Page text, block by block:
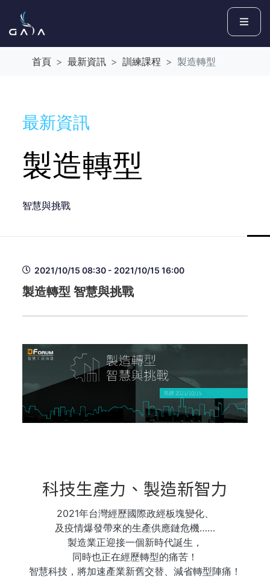
首頁 最新資訊 訓練課程 製造轉型
最新資訊
製造轉型
智慧與挑戰
2021/10/15 08:30 - 2021/10/15 16:00
製造轉型 智慧與挑戰
科技生產力、製造新智力
2021年台灣經歷國際政經板塊變化、
及疫情爆發帶來的生產供應鏈危機……
製造業正迎接一個新時代誕生，
同時也正在經歷轉型的痛苦！
智慧科技，將加速產業新舊交替、減省轉型陣痛！